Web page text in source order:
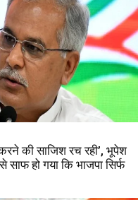
करने की साजिश रच रही’, भूपेश
हो गया कि भाजपा सिर्फ